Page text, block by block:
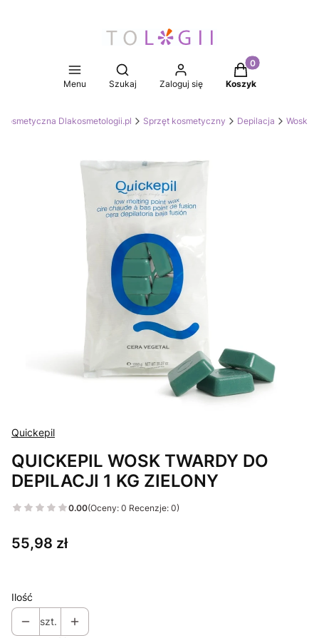
Menu
Otwórz wyszukiwarkę
Szukaj Zaloguj się
Produkty w
Koszyk
Dlakosmetologii.pl Sprzęt kosmetyczny Depilacja Wosk
Quickepil
QUICKEPIL WOSK TWARDY DO
DEPILACJI 1 KG ZIELONY
0.00(Oceny: 0 Recenzje: 0)
Cena
55,98 zł
Ilość
szt.